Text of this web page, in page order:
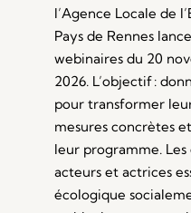
l’Agence Locale de
Pays de Rennes
webinaires du 20
2026. L’objectif :
pour transformer
mesures concrètes
leur programme. Les
acteurs et actrices
écologique